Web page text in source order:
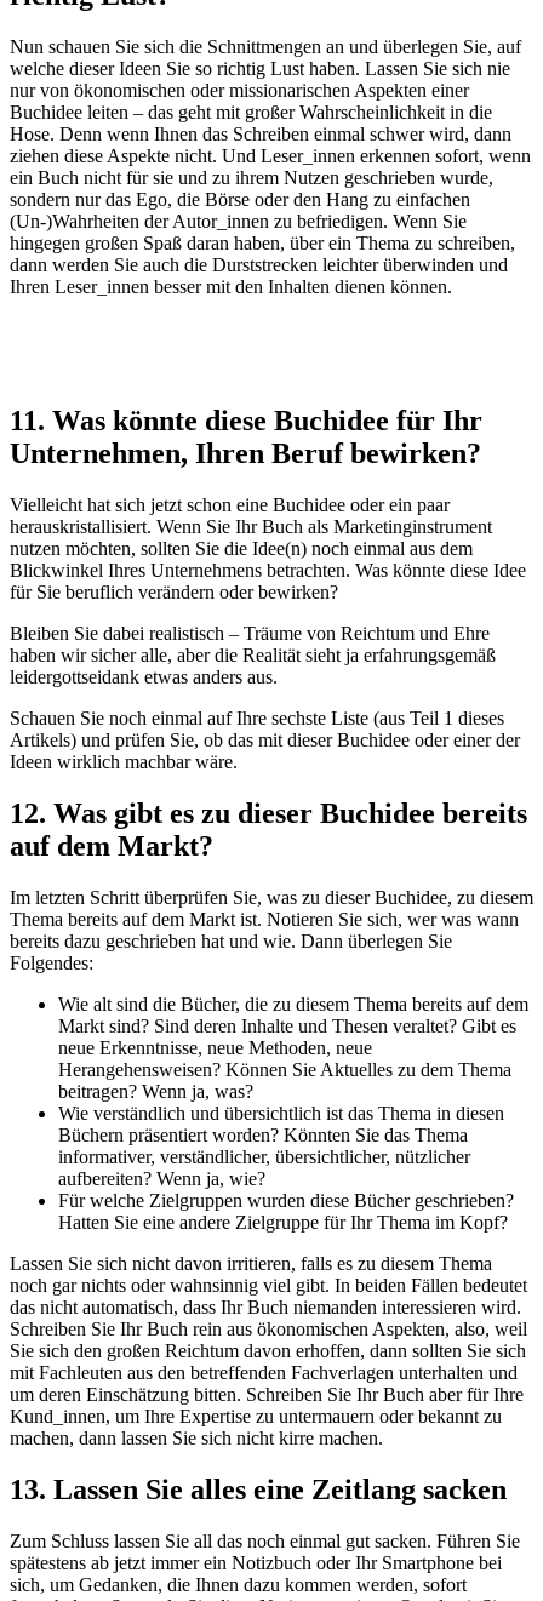
Nun schauen Sie sich die Schnittmengen an und überlegen Sie, auf
welche dieser Ideen Sie so richtig Lust haben. Lassen Sie sich nie
nur von ökonomischen oder missionarischen Aspekten einer
Buchidee leiten – das geht mit großer Wahrscheinlichkeit in die
Hose. Denn wenn Ihnen das Schreiben einmal schwer wird, dann
ziehen diese Aspekte nicht. Und Leser_innen erkennen sofort, wenn
ein Buch nicht für sie und zu ihrem Nutzen geschrieben wurde,
sondern nur das Ego, die Börse oder den Hang zu einfachen
(Un-)Wahrheiten der Autor_innen zu befriedigen. Wenn Sie
hingegen großen Spaß daran haben, über ein Thema zu schreiben,
dann werden Sie auch die Durststrecken leichter überwinden und
Ihren Leser_innen besser mit den Inhalten dienen können.
11. Was könnte diese Buchidee für Ihr
Unternehmen, Ihren Beruf bewirken?
Vielleicht hat sich jetzt schon eine Buchidee oder ein paar
herauskristallisiert. Wenn Sie Ihr Buch als Marketinginstrument
nutzen möchten, sollten Sie die Idee(n) noch einmal aus dem
Blickwinkel Ihres Unternehmens betrachten. Was könnte diese Idee
für Sie beruflich verändern oder bewirken?
Bleiben Sie dabei realistisch – Träume von Reichtum und Ehre
haben wir sicher alle, aber die Realität sieht ja erfahrungsgemäß
leidergottseidank etwas anders aus.
Schauen Sie noch einmal auf Ihre sechste Liste (aus Teil 1 dieses
Artikels) und prüfen Sie, ob das mit dieser Buchidee oder einer der
Ideen wirklich machbar wäre.
12. Was gibt es zu dieser Buchidee bereits
auf dem Markt?
Im letzten Schritt überprüfen Sie, was zu dieser Buchidee, zu diesem
Thema bereits auf dem Markt ist. Notieren Sie sich, wer was wann
bereits dazu geschrieben hat und wie. Dann überlegen Sie
Folgendes:
Wie alt sind die Bücher, die zu diesem Thema bereits auf dem
Markt sind? Sind deren Inhalte und Thesen veraltet? Gibt es
neue Erkenntnisse, neue Methoden, neue
Herangehensweisen? Können Sie Aktuelles zu dem Thema
beitragen? Wenn ja, was?
Wie verständlich und übersichtlich ist das Thema in diesen
Büchern präsentiert worden? Könnten Sie das Thema
informativer, verständlicher, übersichtlicher, nützlicher
aufbereiten? Wenn ja, wie?
Für welche Zielgruppen wurden diese Bücher geschrieben?
Hatten Sie eine andere Zielgruppe für Ihr Thema im Kopf?
Lassen Sie sich nicht davon irritieren, falls es zu diesem Thema
noch gar nichts oder wahnsinnig viel gibt. In beiden Fällen bedeutet
das nicht automatisch, dass Ihr Buch niemanden interessieren wird.
Schreiben Sie Ihr Buch rein aus ökonomischen Aspekten, also, weil
Sie sich den großen Reichtum davon erhoffen, dann sollten Sie sich
mit Fachleuten aus den betreffenden Fachverlagen unterhalten und
um deren Einschätzung bitten. Schreiben Sie Ihr Buch aber für Ihre
Kund_innen, um Ihre Expertise zu untermauern oder bekannt zu
machen, dann lassen Sie sich nicht kirre machen.
13. Lassen Sie alles eine Zeitlang sacken
Zum Schluss lassen Sie all das noch einmal gut sacken. Führen Sie
spätestens ab jetzt immer ein Notizbuch oder Ihr Smartphone bei
sich, um Gedanken, die Ihnen dazu kommen werden, sofort